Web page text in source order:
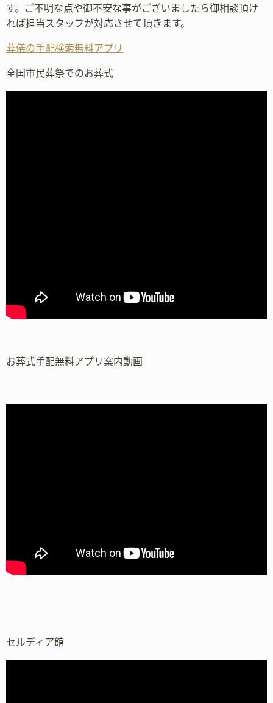
す。ご不明な点や御不安な事がございましたら御相談頂け
れば担当スタッフが対応させて頂きます。
葬儀の手配検索無料アプリ
全国市民葬祭でのお葬式
お葬式手配無料アプリ案内動画
セルディア館